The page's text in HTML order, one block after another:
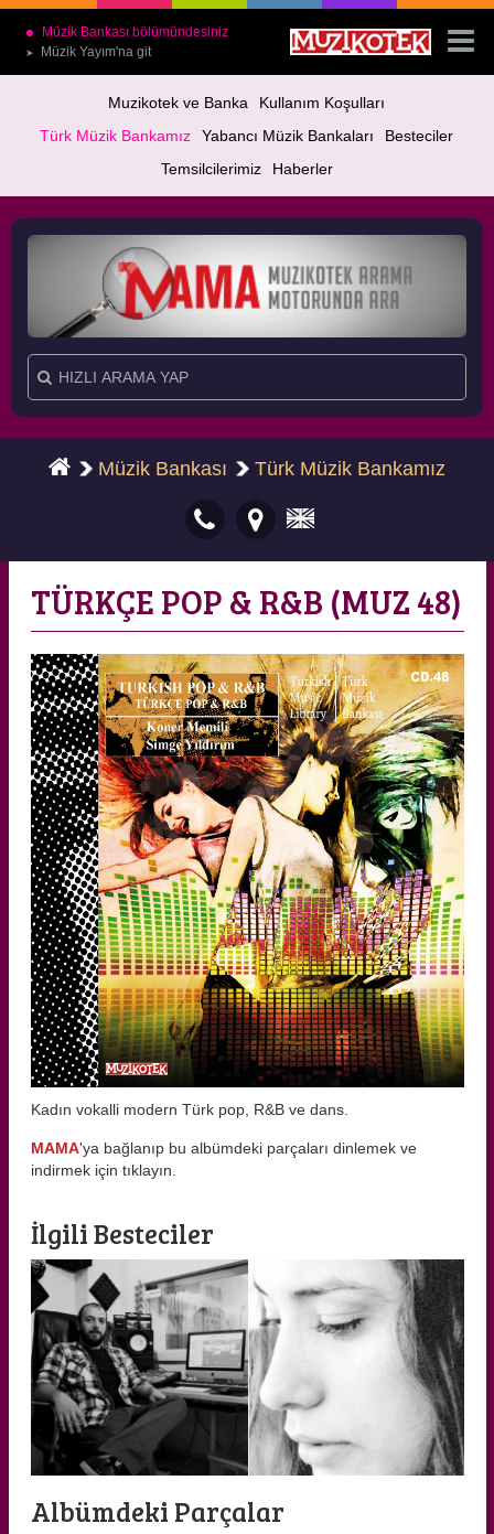
Müzik Bankası bölümündesiniz
➤ Müzik Yayım'na git
Muzikotek ve Banka
Kullanım Koşulları
Türk Müzik Bankamız
Yabancı Müzik Bankaları
Besteciler
Temsilcilerimiz
Haberler
Müzik Bankası Türk Müzik Bankamız
TÜRKÇE POP & R&B (MUZ 48)
Kadın vokalli modern Türk pop, R&B ve dans.
MAMA'ya bağlanıp bu albümdeki parçaları dinlemek ve
indirmek için tıklayın.
İlgili Besteciler
Albümdeki Parçalar